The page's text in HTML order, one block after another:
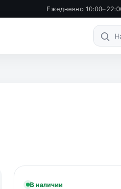
Ежедневно
Поиск
В наличии